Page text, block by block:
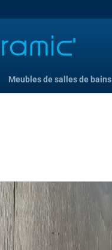
Meubles de salles de bains